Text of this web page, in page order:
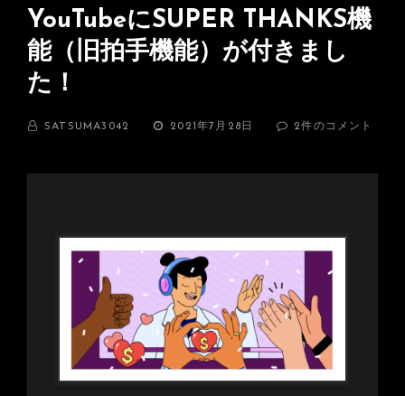
YouTubeにSUPER THANKS機
能（旧拍手機能）が付きまし
た！
BY SATSUMA3042
投
2021年7月28日
YOUTUBE
THANKS
能）
が
付
き
し
2件のコメント